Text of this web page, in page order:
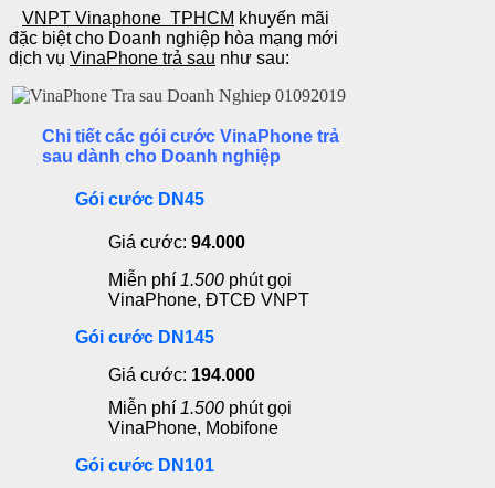
VNPT Vinaphone TPHCM khuyến mãi
đặc biệt cho Doanh nghiệp hòa mạng mới
dịch vụ VinaPhone trả sau như sau:
Chi tiết các gói cước VinaPhone trả
sau dành cho Doanh nghiệp
Gói cước DN45
Giá cước: 94.000
Miễn phí 1.500 phút gọi
VinaPhone, ĐTCĐ VNPT
Gói cước DN145
Giá cước: 194.000
Miễn phí 1.500 phút gọi
VinaPhone, Mobifone
Gói cước DN101